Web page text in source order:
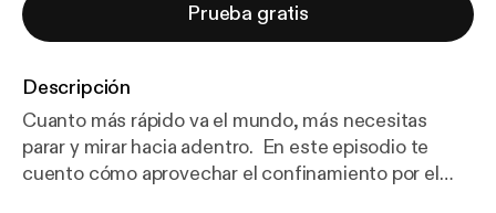
Prueba gratis
Descripción
Cuanto más rápido va el mundo, más necesitas
parar y mirar hacia adentro. En este episodio te
cuento cómo aprovechar el confinamiento por el